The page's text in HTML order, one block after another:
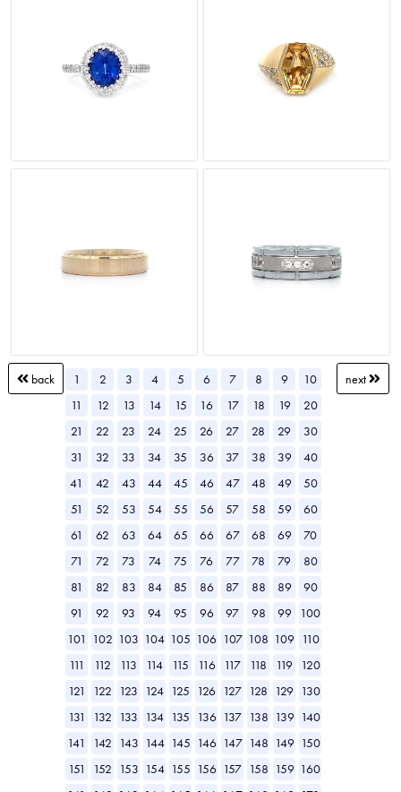
next
1 2 3 4 5 6 7 8 9
10
11
12 13 14 15 16 17 18 19
20
21
22 23 24 25 26 27 28 29
30
31
32 33 34 35 36 37 38 39
40
41
42 43 44 45 46 47 48 49
50
51
52 53 54 55 56 57 58 59
60
61
62 63 64 65 66 67 68 69
70
71
72 73 74 75 76 77 78 79
80
81
82 83 84 85 86 87 88 89
90
91
92 93 94 95 96 97 98 99
100
101
102 103 104 105 106 107 108 109 110
111
112 113 114 115 116 117 118 119
120
121
122 123 124 125 126 127 128 129 130
131
132 133 134 135 136 137 138 139 140
141
142 143 144 145 146 147 148 149 150
151
152 153 154 155 156 157 158 159 160
back